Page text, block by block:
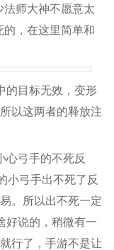
师大神不愿意太
，在这里简单和
的目标无效，变形
以这两者的释放注
心弓手的不死反
小弓手出不死了反
。所以出不死一定
好说的，稍微有一
行了，手游不是让